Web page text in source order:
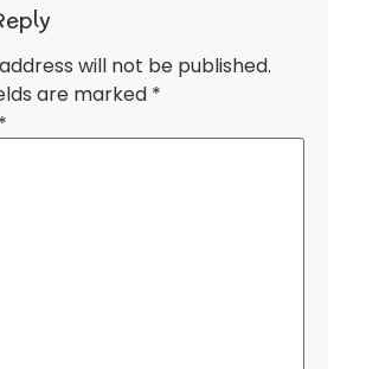
will not be published.
are marked *
*